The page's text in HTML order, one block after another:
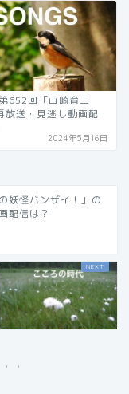
652回「山崎育三
放送・見逃し動画配
2024年5月16日
妖怪バンザイ！」の
配信は？